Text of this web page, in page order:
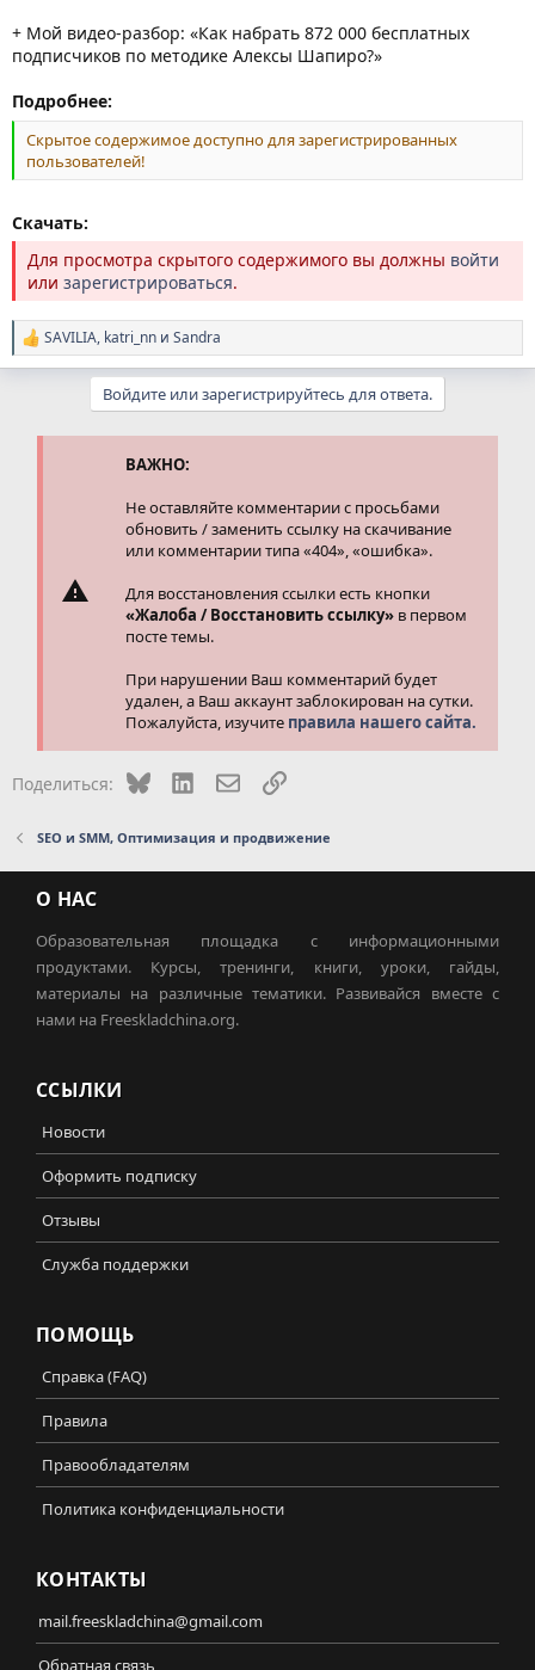
+ Мой видео-разбор: «Как набрать 872 000 бесплатных
подписчиков по методике Алексы Шапиро?»
Подробнее:
Скрытое содержимое доступно для зарегистрированных
пользователей!
Скачать:
Для просмотра скрытого содержимого вы должны войти
или зарегистрироваться.
Р
е
SAVILIA, katri_nn и Sandra
Войдите или зарегистрируйтесь для ответа.
ВАЖНО:
Не оставляйте комментарии с просьбами
обновить / заменить ссылку на скачивание
или комментарии типа «404», «ошибка».
Для восстановления ссылки есть кнопки
«Жалоба / Восстановить ссылку» в первом
посте темы.
При нарушении Ваш комментарий будет
удален, а Ваш аккаунт заблокирован на сутки.
Пожалуйста, изучите правила нашего сайта.
Поделиться: Bluesky LinkedInЭлектронная почта
Ссылка
SEO и SMM, Оптимизация и продвижение
О НАС
Образовательная площадка с информационными
продуктами. Курсы, тренинги, книги, уроки, гайды,
материалы на различные тематики. Развивайся вместе с
нами на Freeskladchina.org.
ССЫЛКИ
Новости
Оформить подписку
Отзывы
Служба поддержки
ПОМОЩЬ
Справка (FAQ)
Правила
Правообладателям
Политика конфиденциальности
КОНТАКТЫ
mail.freeskladchina@gmail.com
Обратная связь